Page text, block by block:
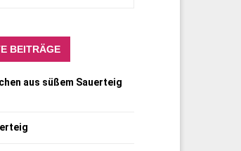
BEITRÄGE
aus süßem Sauerteig